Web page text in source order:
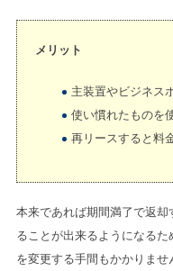
メリット
主装置やビジネス
使い慣れたものを
再リースすると料
本来であれば期間満了で返
ることが出来るようになる
を変更する手間もかかりませ